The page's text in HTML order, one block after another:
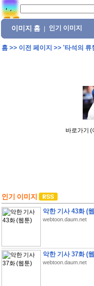
이미지 홈 인기 이미지
홈>> 이전 페이지 >> '타석의 류
바로가기 (
인기 이미지
악한 기사 43화 (
webtoon.daum.net
악한 기사 37화 (
webtoon.daum.net